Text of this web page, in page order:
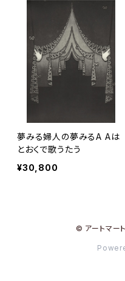
夢みる婦人の夢みるA Aは
とおくで歌うたう
¥30,800
© アートマー